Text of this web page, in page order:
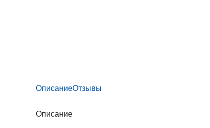
ОписаниеОтзывы
Описание